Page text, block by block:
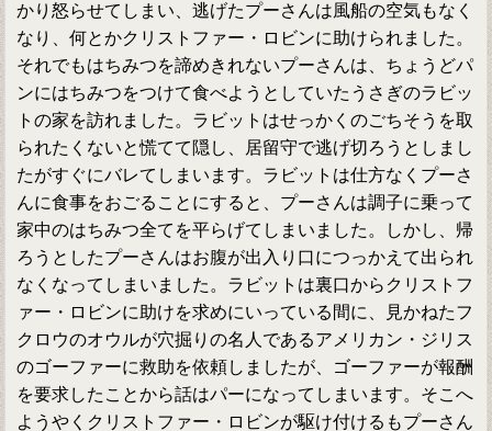
かり怒らせてしまい、逃げたプーさんは風船の空気もなく
なり、何とかクリストファー・ロビンに助けられました。
それでもはちみつを諦めきれないプーさんは、ちょうどパ
ンにはちみつをつけて食べようとしていたうさぎのラビッ
トの家を訪れました。ラビットはせっかくのごちそうを取
られたくないと慌てて隠し、居留守で逃げ切ろうとしまし
たがすぐにバレてしまいます。ラビットは仕方なくプーさ
んに食事をおごることにすると、プーさんは調子に乗って
家中のはちみつ全てを平らげてしまいました。しかし、帰
ろうとしたプーさんはお腹が出入り口につっかえて出られ
なくなってしまいました。ラビットは裏口からクリストフ
ァー・ロビンに助けを求めにいっている間に、見かねたフ
クロウのオウルが穴掘りの名人であるアメリカン・ジリス
のゴーファーに救助を依頼しましたが、ゴーファーが報酬
を要求したことから話はパーになってしまいます。そこへ
ようやくクリストファー・ロビンが駆け付けるもプーさん